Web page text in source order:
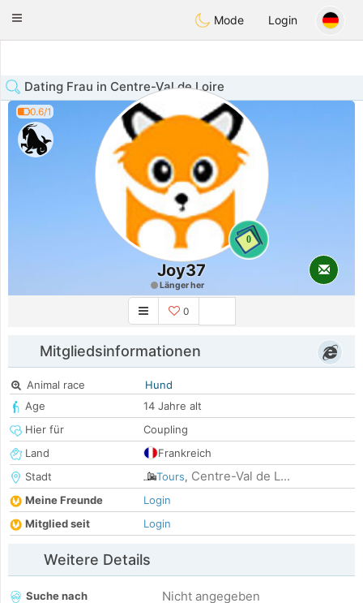
Animour
Toggle
Mode Login
Dating Frau in Centre-Val de Loire
0.6/1
0
Joy37
Länger her
0
Mitgliedsinformationen
Animal race
Hund
Age
14 Jahre alt
Hier für
Coupling
Land
Frankreich
Stadt
Tours, Centre-Val de L...
Meine Freunde
Login
Mitglied seit
Login
Weitere Details
Suche nach Nicht angegeben